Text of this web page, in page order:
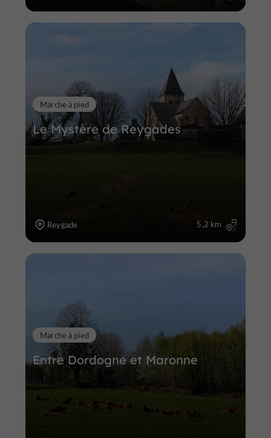
Le Mystère de Reygades
Marche à pied
Reygade 5,2 km
Entre Dordogne et Maronne
Marche à pied